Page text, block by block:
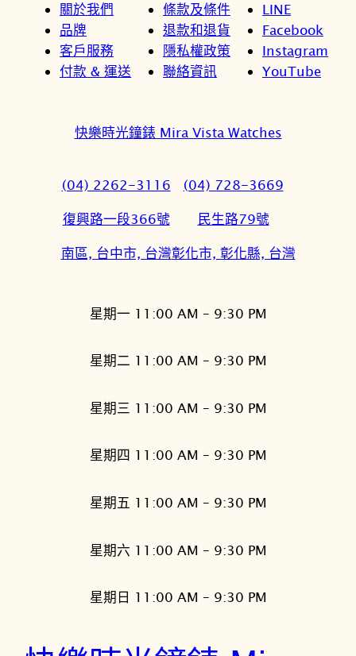
關於我們
品牌
客戶服務
付款 & 運送
條款及條件
退款和退貨
隱私權政策
聯絡資訊
LINE
Facebook
Instagram
YouTube
快樂時光鐘錶 Mira Vista Watches
(04) 2262-3116
復興路一段366號
南區, 台中市, 台灣
(04) 728-3669
民生路79號
彰化市, 彰化縣, 台灣
星期一 11:00 AM – 9:30 PM
星期二 11:00 AM – 9:30 PM
星期三 11:00 AM – 9:30 PM
星期四 11:00 AM – 9:30 PM
星期五 11:00 AM – 9:30 PM
星期六 11:00 AM – 9:30 PM
星期日 11:00 AM – 9:30 PM